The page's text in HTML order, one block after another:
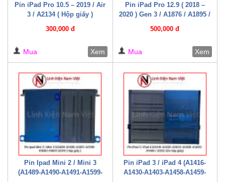
Pin iPad Pro 10.5 – 2019 / Air
3 / A2134 ( Hộp giấy )
300,000 đ
Mua Xem
Pin iPad Pro 12.9 ( 2018 –
2020 ) Gen 3 / A1876 / A1895 /
/ A2232 / A2233 / A2043 ( Hộp
500,000 đ
Mua Xem
Pin Ipad Mini 2 / Mini 3
(A1489-A1490-A1491-A1599-
Pin iPad 3 / iPad 4 (A1416-
A1430-A1403-A1458-A1459-